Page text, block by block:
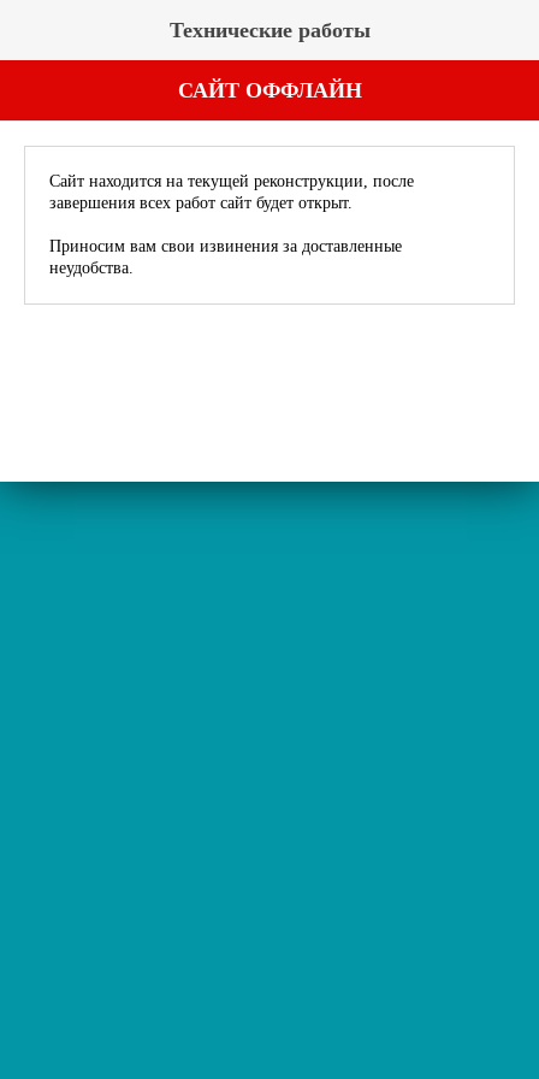
Технические работы
САЙТ ОФФЛАЙН
Сайт находится на текущей реконструкции, после
завершения всех работ сайт будет открыт.
Приносим вам свои извинения за доставленные
неудобства.